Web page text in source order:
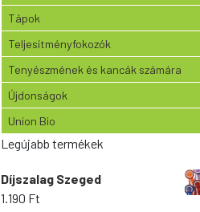
Tápok
Teljesítményfokozók
Tenyészmének és kancák számára
Újdonságok
Union Bio
Legújabb termékek
Díjszalag Szeged
1.190 Ft